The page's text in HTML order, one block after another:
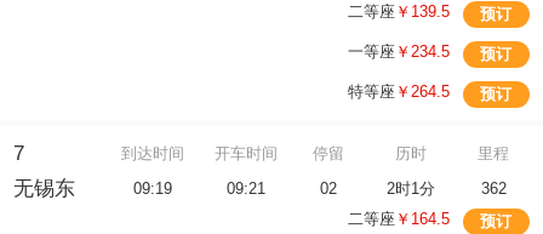
二等座￥139.5 预订
一等座￥234.5 预订
特等座￥264.5 预订
7 到达时间 开车时间 停留 历时 里程
无锡东 09:19 09:21 02 2时1分
362
二等座￥164.5 预订